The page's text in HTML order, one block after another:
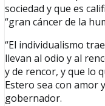
sociedad y que es
“gran cáncer de la
“El individualismo
llevan al odio y al
y de rencor, y que lo
Estero sea con amor
gobernador.